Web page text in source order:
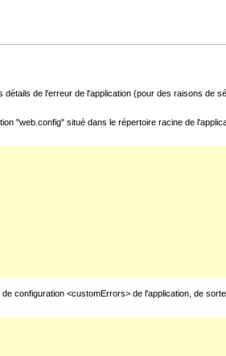
de l'erreur de l'application (pour des raisons de
"web.config" situé dans le répertoire racine de
configuration <customErrors> de l'application, de